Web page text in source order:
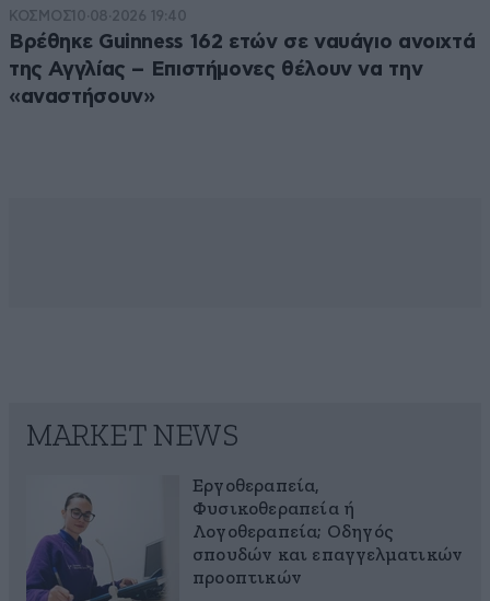
ΚΟΣΜΟΣ10·08·2026 19:40
Βρέθηκε Guinness 162 ετών σε ναυάγιο ανοιχτά
της Αγγλίας – Επιστήμονες θέλουν να την
«αναστήσουν»
MARKET NEWS
Εργοθεραπεία,
Φυσικοθεραπεία ή
Λογοθεραπεία; Οδηγός
σπουδών και επαγγελματικών
προοπτικών